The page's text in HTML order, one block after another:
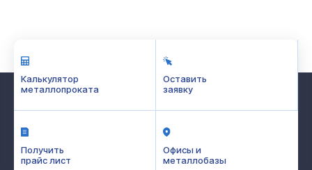
Калькулятор
металлопроката
Оставить
заявку
Получить
прайс лист
Офисы и
металлобазы